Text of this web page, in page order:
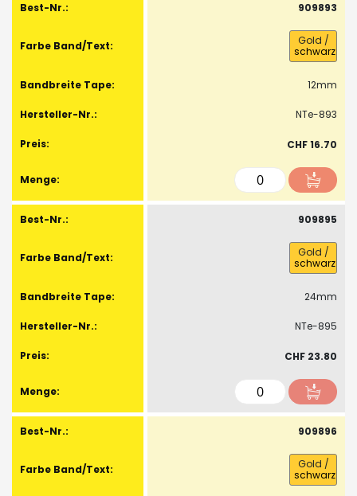
909893
Gold /
schwarz
12mm
NTe-893
CHF 16.70
909895
Gold /
schwarz
24mm
NTe-895
CHF 23.80
909896
Gold /
schwarz